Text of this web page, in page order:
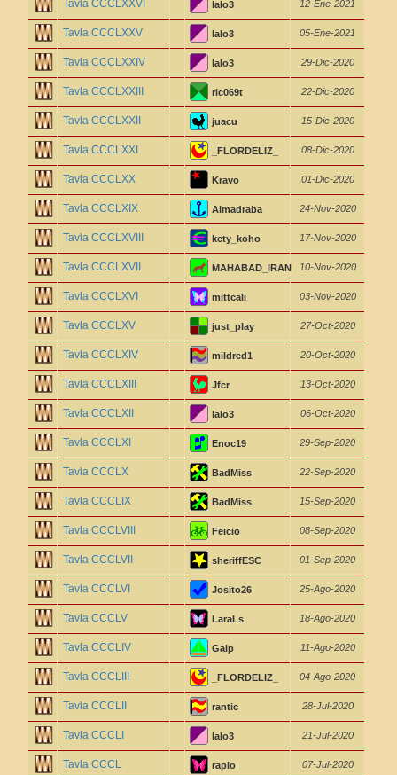
Tavla CCCLXXVI lalo3 12-Ene-2021
Tavla CCCLXXV lalo3 05-Ene-2021
Tavla CCCLXXIV lalo3 29-Dic-2020
Tavla CCCLXXIII ric069t 22-Dic-2020
Tavla CCCLXXII juacu 15-Dic-2020
Tavla CCCLXXI _FLORDELIZ_ 08-Dic-2020
Tavla CCCLXX Kravo 01-Dic-2020
Tavla CCCLXIX Almadraba 24-Nov-2020
Tavla CCCLXVIII kety_koho 17-Nov-2020
Tavla CCCLXVII MAHABAD_IRAN 10-Nov-2020
Tavla CCCLXVI mittcali 03-Nov-2020
Tavla CCCLXV just_play 27-Oct-2020
Tavla CCCLXIV mildred1 20-Oct-2020
Tavla CCCLXIII Jfcr 13-Oct-2020
Tavla CCCLXII lalo3 06-Oct-2020
Tavla CCCLXI Enoc19 29-Sep-2020
Tavla CCCLX BadMiss 22-Sep-2020
Tavla CCCLIX BadMiss 15-Sep-2020
Tavla CCCLVIII Feicio 08-Sep-2020
Tavla CCCLVII sheriffESC 01-Sep-2020
Tavla CCCLVI Josito26 25-Ago-2020
Tavla CCCLV LaraLs 18-Ago-2020
Tavla CCCLIV Galp 11-Ago-2020
Tavla CCCLIII _FLORDELIZ_ 04-Ago-2020
Tavla CCCLII rantic 28-Jul-2020
Tavla CCCLI lalo3 21-Jul-2020
Tavla CCCL raplo 07-Jul-2020